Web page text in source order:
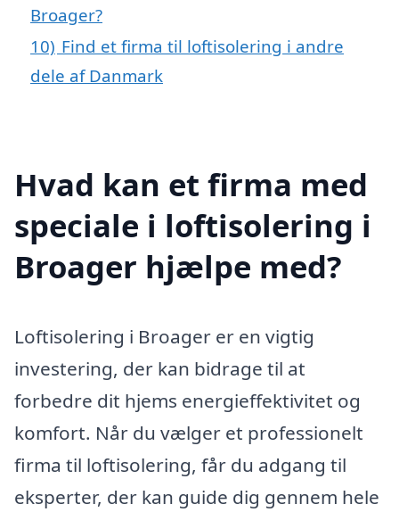
Broager?
10) Find et firma til loftisolering i andre
dele af Danmark
Hvad kan et firma med
speciale i loftisolering i
Broager hjælpe med?
Loftisolering i Broager er en vigtig
investering, der kan bidrage til at
forbedre dit hjems energieffektivitet og
komfort. Når du vælger et professionelt
firma til loftisolering, får du adgang til
eksperter, der kan guide dig gennem hele